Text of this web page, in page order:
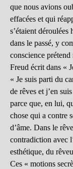
que nous avions
effacées et qui
s’étaient déroulées
dans le passé, y
conscience
Freud écrit dans «
« Je suis parti du
de rêves et j’en
parce que, en lui,
chose qui a contre
d’âme. Dans le
contradiction avec
esthétique, du
Ces « motions